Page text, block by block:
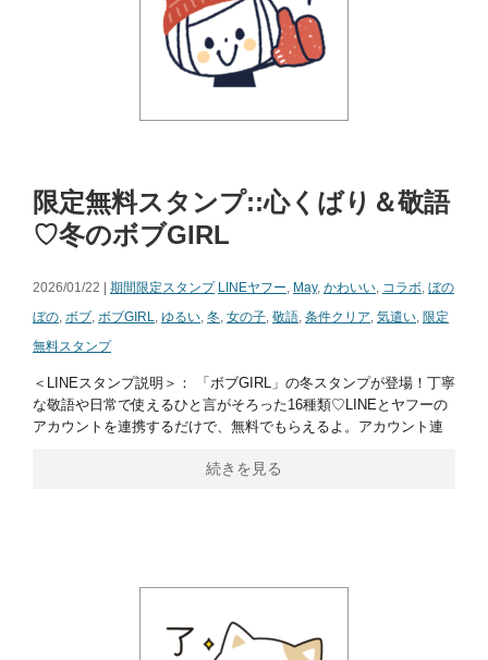
限定無料スタンプ::心くばり＆敬語
♡冬のボブGIRL
2026/01/22 | 期間限定スタンプ LINEヤフー, May, かわいい, コラボ, ぼの
ぼの, ボブ, ボブGIRL, ゆるい, 冬, 女の子, 敬語, 条件クリア, 気遣い, 限定
無料スタンプ
＜LINEスタンプ説明＞： 「ボブGIRL」の冬スタンプが登場！丁寧
な敬語や日常で使えるひと言がそろった16種類♡LINEとヤフーの
アカウントを連携するだけで、無料でもらえるよ。アカウント連
続きを見る